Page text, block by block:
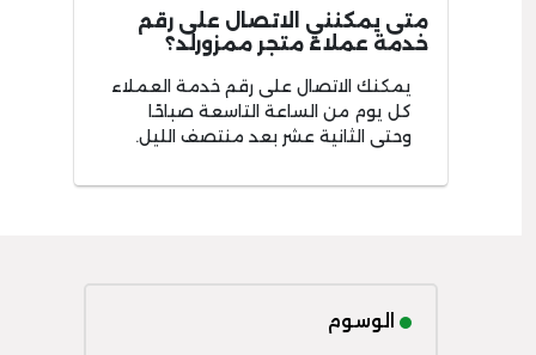
متى يمكنني الاتصال على رقم
خدمة عملاء متجر ممزورلد؟
يمكنك الاتصال على رقم خدمة العملاء
كل يوم من الساعة التاسعة صباحًا
وحتى الثانية عشر بعد منتصف الليل.
الوسوم